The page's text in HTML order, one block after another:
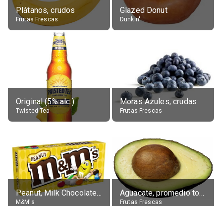
Plátanos, crudos
Frutas Frescas
Glazed Donut
Dunkin'
Original (5% alc.)
Twisted Tea
Moras Azules, crudas
Frutas Frescas
Peanut, Milk Chocolate Candies
M&M's
Aguacate, promedio todos variedades, crudo
Frutas Frescas